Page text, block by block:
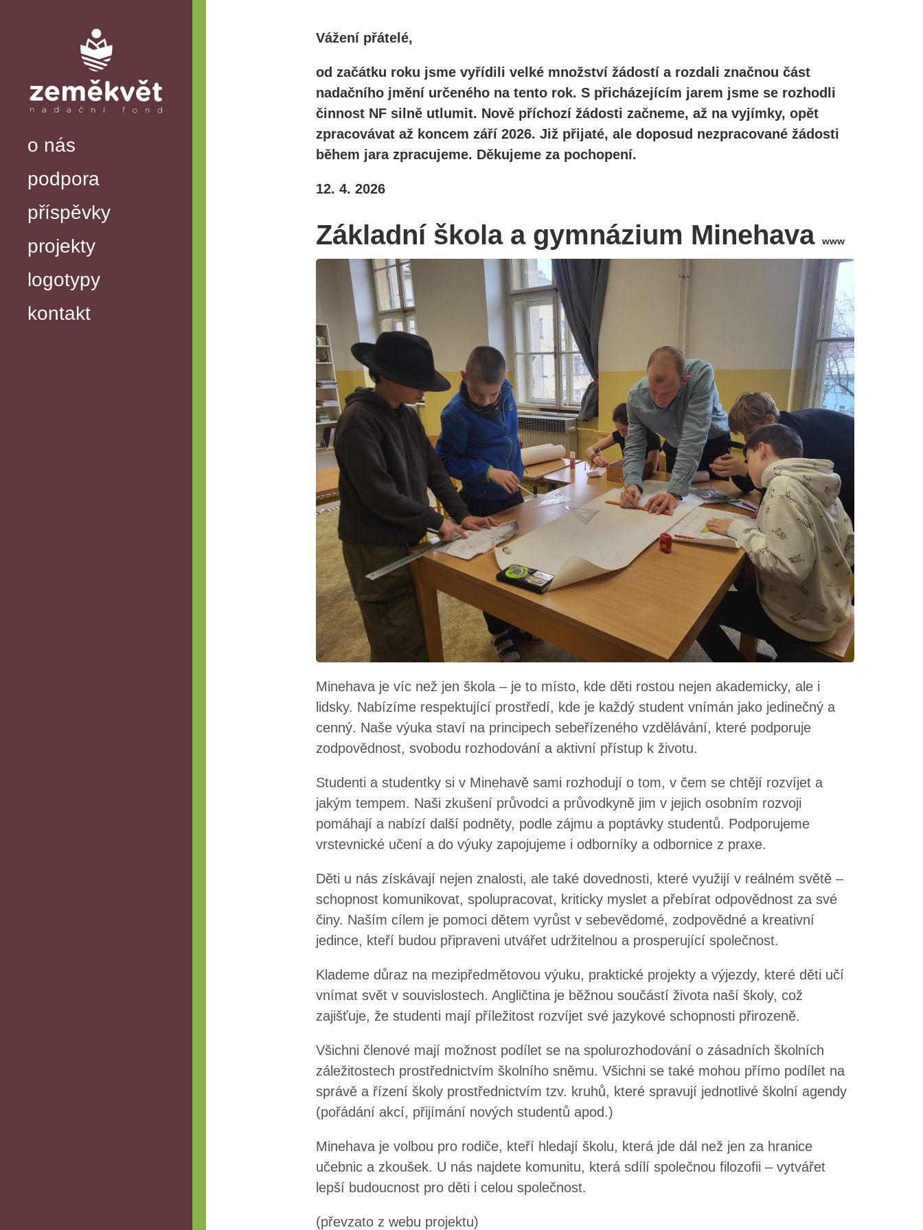
o nás
podpora
příspěvky
projekty
logotypy
kontakt
Vážení přátelé,
od začátku roku jsme vyřídili velké množství žádostí a rozdali značnou část
nadačního jmění určeného na tento rok. S přicházejícím jarem jsme se rozhodli
činnost NF silně utlumit. Nově příchozí žádosti začneme, až na vyjímky, opět
zpracovávat až koncem září 2026. Již přijaté, ale doposud nezpracované žádosti
během jara zpracujeme. Děkujeme za pochopení.
12. 4. 2026
Základní škola a gymnázium Minehava www
Minehava je víc než jen škola – je to místo, kde děti rostou nejen akademicky, ale i
lidsky. Nabízíme respektující prostředí, kde je každý student vnímán jako jedinečný a
cenný. Naše výuka staví na principech sebeřízeného vzdělávání, které podporuje
zodpovědnost, svobodu rozhodování a aktivní přístup k životu.
Studenti a studentky si v Minehavě sami rozhodují o tom, v čem se chtějí rozvíjet a
jakým tempem. Naši zkušení průvodci a průvodkyně jim v jejich osobním rozvoji
pomáhají a nabízí další podněty, podle zájmu a poptávky studentů. Podporujeme
vrstevnické učení a do výuky zapojujeme i odborníky a odbornice z praxe.
Děti u nás získávají nejen znalosti, ale také dovednosti, které využijí v reálném světě –
schopnost komunikovat, spolupracovat, kriticky myslet a přebírat odpovědnost za své
činy. Naším cílem je pomoci dětem vyrůst v sebevědomé, zodpovědné a kreativní
jedince, kteří budou připraveni utvářet udržitelnou a prosperující společnost.
Klademe důraz na mezipředmětovou výuku, praktické projekty a výjezdy, které děti učí
vnímat svět v souvislostech. Angličtina je běžnou součástí života naší školy, což
zajišťuje, že studenti mají příležitost rozvíjet své jazykové schopnosti přirozeně.
Všichni členové mají možnost podílet se na spolurozhodování o zásadních školních
záležitostech prostřednictvím školního sněmu. Všichni se také mohou přímo podílet na
správě a řízení školy prostřednictvím tzv. kruhů, které spravují jednotlivé školní agendy
(pořádání akcí, přijímání nových studentů apod.)
Minehava je volbou pro rodiče, kteří hledají školu, která jde dál než jen za hranice
učebnic a zkoušek. U nás najdete komunitu, která sdílí společnou filozofii – vytvářet
lepší budoucnost pro děti i celou společnost.
(převzato z webu projektu)